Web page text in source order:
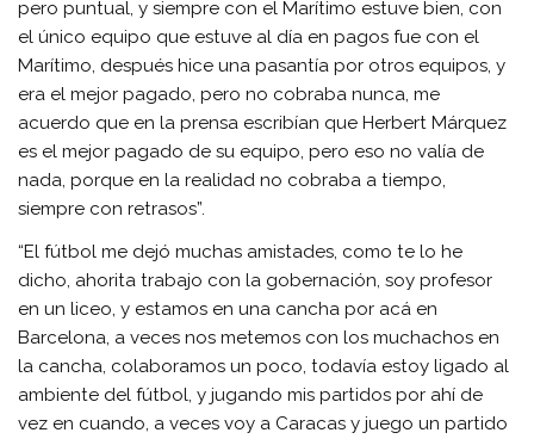
pero puntual, y siempre con el Marítimo estuve bien, con
el único equipo que estuve al día en pagos fue con el
Marítimo, después hice una pasantía por otros equipos, y
era el mejor pagado, pero no cobraba nunca, me
acuerdo que en la prensa escribían que Herbert Márquez
es el mejor pagado de su equipo, pero eso no valía de
nada, porque en la realidad no cobraba a tiempo,
siempre con retrasos”.
“El fútbol me dejó muchas amistades, como te lo he
dicho, ahorita trabajo con la gobernación, soy profesor
en un liceo, y estamos en una cancha por acá en
Barcelona, a veces nos metemos con los muchachos en
la cancha, colaboramos un poco, todavía estoy ligado al
ambiente del fútbol, y jugando mis partidos por ahí de
vez en cuando, a veces voy a Caracas y juego un partido